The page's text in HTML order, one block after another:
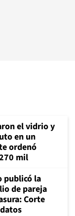
el vidrio y
en un
ordenó
mil
publicó la
de pareja
Corte